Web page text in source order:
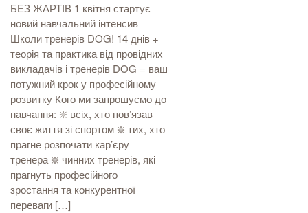
БЕЗ ЖАРТІВ 1 квітня стартує
новий навчальний інтенсив
Школи тренерів DOG! 14 днів +
теорія та практика від провідних
викладачів і тренерів DOG = ваш
потужний крок у професійному
розвитку Кого ми запрошуємо до
навчання: ❇️ всіх, хто пов’язав
своє життя зі спортом ❇️ тих, хто
прагне розпочати кар’єру
тренера ❇️ чинних тренерів, які
прагнуть професійного
зростання та конкурентної
переваги […]